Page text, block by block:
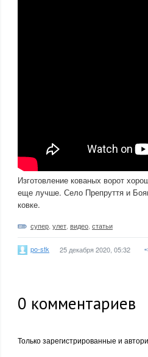
Изготовление кованых ворот
еще лучше. Село Препруття и
ковке.
супер улет видео статьи
po-stk 25 декабря 2020, 05:32
0 комментариев
Только зарегистрированные и